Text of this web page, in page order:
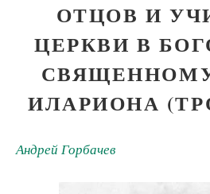
ОТЦОВ И
ЦЕРКВИ В
ИЛАРИОНА
Андрей Горбачев